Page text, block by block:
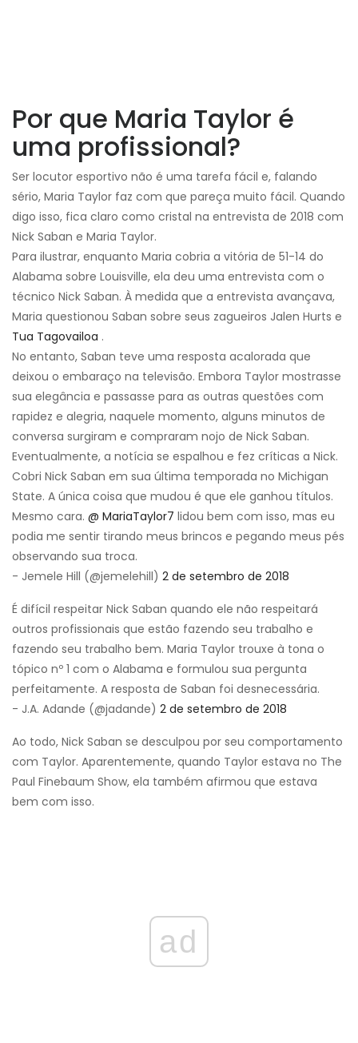
Por que Maria Taylor é
uma profissional?
Ser locutor esportivo não é uma tarefa fácil e, falando
sério, Maria Taylor faz com que pareça muito fácil. Quando
digo isso, fica claro como cristal na entrevista de 2018 com
Nick Saban e Maria Taylor.
Para ilustrar, enquanto Maria cobria a vitória de 51-14 do
Alabama sobre Louisville, ela deu uma entrevista com o
técnico Nick Saban. À medida que a entrevista avançava,
Maria questionou Saban sobre seus zagueiros Jalen Hurts e
Tua Tagovailoa .
No entanto, Saban teve uma resposta acalorada que
deixou o embaraço na televisão. Embora Taylor mostrasse
sua elegância e passasse para as outras questões com
rapidez e alegria, naquele momento, alguns minutos de
conversa surgiram e compraram nojo de Nick Saban.
Eventualmente, a notícia se espalhou e fez críticas a Nick.
Cobri Nick Saban em sua última temporada no Michigan
State. A única coisa que mudou é que ele ganhou títulos.
Mesmo cara. @ MariaTaylor7 lidou bem com isso, mas eu
podia me sentir tirando meus brincos e pegando meus pés
observando sua troca.
- Jemele Hill (@jemelehill) 2 de setembro de 2018
É difícil respeitar Nick Saban quando ele não respeitará
outros profissionais que estão fazendo seu trabalho e
fazendo seu trabalho bem. Maria Taylor trouxe à tona o
tópico nº 1 com o Alabama e formulou sua pergunta
perfeitamente. A resposta de Saban foi desnecessária.
- J.A. Adande (@jadande) 2 de setembro de 2018
Ao todo, Nick Saban se desculpou por seu comportamento
com Taylor. Aparentemente, quando Taylor estava no The
Paul Finebaum Show, ela também afirmou que estava
bem com isso.
ad